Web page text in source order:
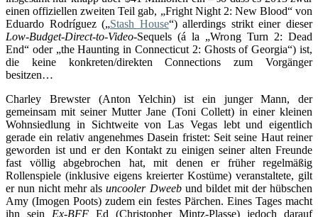
einen offiziellen zweiten Teil gab, „Fright Night 2: New Blood“ von
Eduardo Rodríguez („Stash House“) allerdings strikt einer dieser
Low-Budget-Direct-to-Video-Sequels (á la „Wrong Turn 2: Dead
End“ oder „the Haunting in Connecticut 2: Ghosts of Georgia“) ist,
die keine konkreten/direkten Connections zum Vorgänger
besitzen…
Charley Brewster (Anton Yelchin) ist ein junger Mann, der
gemeinsam mit seiner Mutter Jane (Toni Collett) in einer kleinen
Wohnsiedlung in Sichtweite von Las Vegas lebt und eigentlich
gerade ein relativ angenehmes Dasein fristet: Seit seine Haut reiner
geworden ist und er den Kontakt zu einigen seiner alten Freunde
fast völlig abgebrochen hat, mit denen er früher regelmäßig
Rollenspiele (inklusive eigens kreierter Kostüme) veranstaltete, gilt
er nun nicht mehr alsuncooler Dweebund bildet mit der hübschen
Amy (Imogen Poots) zudem ein festes Pärchen. Eines Tages macht
ihn sein Ex-BFF Ed (Christopher Mintz-Plasse) jedoch darauf